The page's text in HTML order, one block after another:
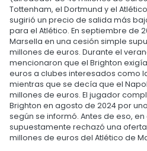
Tottenham, el Dortmund y el
sugirió un precio de salida más
para el Atlético. En septiembre de
Marsella en una cesión simple
millones de euros. Durante el
mencionaron que el Brighton
euros a clubes interesados como
mientras que se decía que el
millones de euros. El jugador
Brighton en agosto de 2024 por
según se informó. Antes de eso,
supuestamente rechazó una
millones de euros del Atlético de